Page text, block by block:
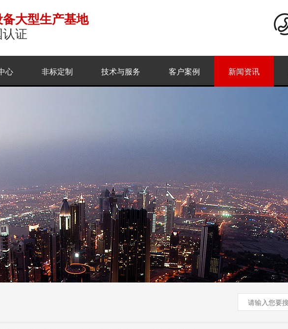
大型生产基地
证
心 非标定制 技术与服务 客户案例 新闻资讯